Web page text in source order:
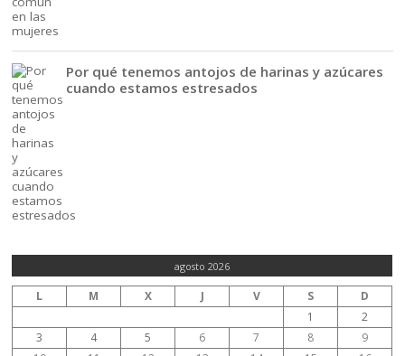
Por qué tenemos antojos de harinas y azúcares
cuando estamos estresados
agosto 2026
L M X J V S
D
1
2
3
4 5 6 7 8
9